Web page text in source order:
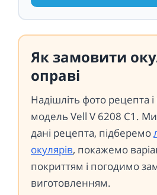
Як замовити
оправі
Надішліть фото рецепта
модель Vell V 6208 C1.
дані рецепта, підберемо
окулярів, покажемо
покриттям і погодимо
виготовленням.